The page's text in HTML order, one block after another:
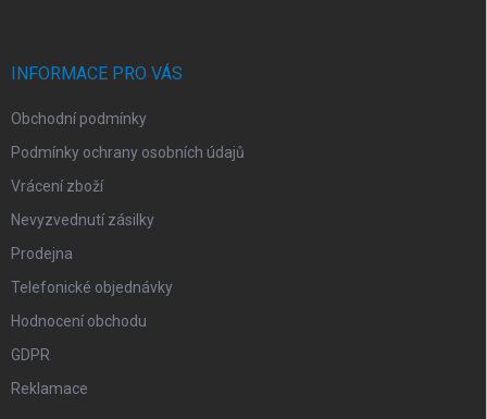
INFORMACE PRO VÁS
Obchodní podmínky
Podmínky ochrany osobních údajů
Vrácení zboží
Nevyzvednutí zásilky
Prodejna
Telefonické objednávky
Hodnocení obchodu
GDPR
Reklamace